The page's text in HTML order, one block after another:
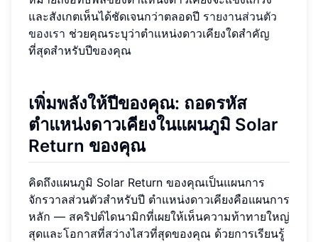
และสังเกตเห็นได้ชัดเจนกว่าตลอดปี รายงานส่วนตัว
ของเรา ช่วยคุณระบุว่าตำแหน่งดาวเคียงใดสำคัญ
ที่สุดสำหรับปีของคุณ
เพิ่มพลังให้ปีของคุณ: ถอดรหัส
ตำแหน่งดาวเคียงในแผนภูมิ Solar
Return ของคุณ
คิดถึงแผนภูมิ Solar Return ของคุณเป็นแผนการ
จักรวาลส่วนตัวสำหรับปี ตำแหน่งดาวเคียงคือแผนการ
หลัก — สคริปต์ไดนามิกที่เผยให้เห็นความท้าทายใหญ่
สุดและโอกาสที่สว่างไสวที่สุดของคุณ ด้วยการเรียนรู้